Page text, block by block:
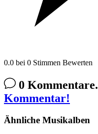
0.0 bei 0 Stimmen Bewerten
0 Kommentare.
Kommentar!
Ähnliche Musikalben